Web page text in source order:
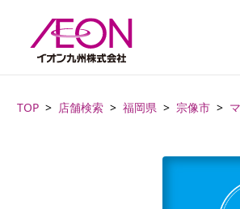
TOP 店舗検索 福岡県 宗像市